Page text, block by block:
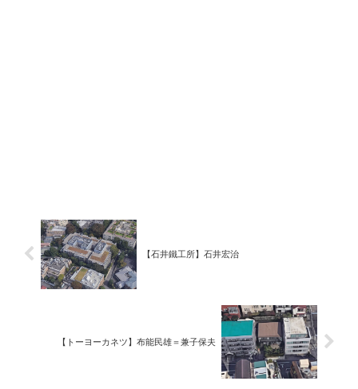
【石井鐵工所】石井宏治
【トーヨーカネツ】布能民雄＝兼子保夫